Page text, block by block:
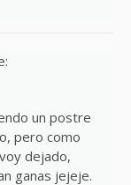
un postre
pero como
dejado,
ganas jejeje.